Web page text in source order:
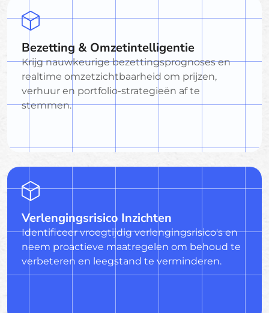
Bezetting & Omzetintelligentie
Krijg nauwkeurige bezettingsprognoses en
realtime omzetzichtbaarheid om prijzen,
verhuur en portfolio-strategieën af te
stemmen.
Verlengingsrisico Inzichten
Identificeer vroegtijdig verlengingsrisico's en
neem proactieve maatregelen om behoud te
verbeteren en leegstand te verminderen.